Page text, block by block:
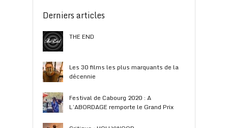
Derniers articles
THE END
Les 30 films les plus marquants de la
décennie
Festival de Cabourg 2020 : A
L’ABORDAGE remporte le Grand Prix